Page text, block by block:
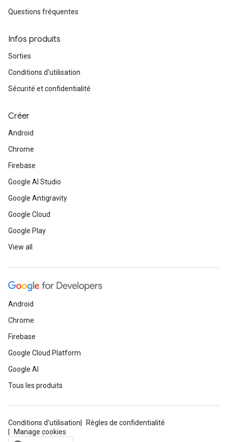
Questions fréquentes
Infos produits
Sorties
Conditions d'utilisation
Sécurité et confidentialité
Créer
Android
Chrome
Firebase
Google AI Studio
Google Antigravity
Google Cloud
Google Play
View all
Android
Chrome
Firebase
Google Cloud Platform
Google AI
Tous les produits
Conditions d'utilisation
Règles de confidentialité
Manage cookies